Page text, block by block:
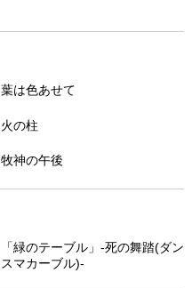
葉は色あせて
火の柱
牧神の午後
「緑のテーブル」-死の舞踏(ダン
スマカーブル)-